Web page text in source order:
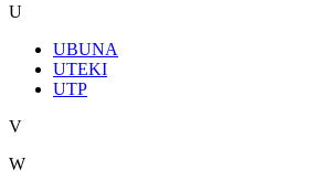
U
UBUNA
UTEKI
UTP
V
W